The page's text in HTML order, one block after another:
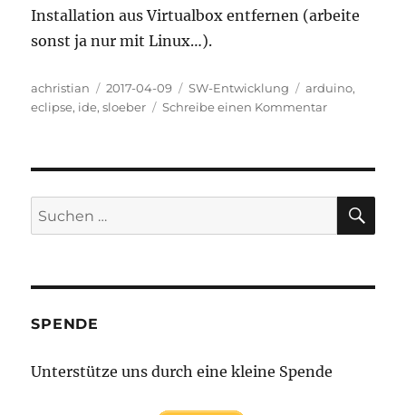
Installation aus Virtualbox entfernen (arbeite
sonst ja nur mit Linux…).
Autor
achristian
Veröffentlicht
am
2017-04-09 Kategorien
SW-Entwicklung Schlagwörter
arduino,
eclipse, ide,sloeber Schreibe einen Kommentarzu
Suchen
nach:
SPENDE
Unterstütze uns durch eine kleine Spende